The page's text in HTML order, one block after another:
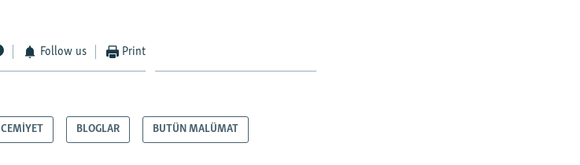
Follow us Print
CEMİYET BLOGLAR BUTÜN MALÜMAT